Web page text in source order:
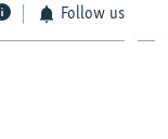
Follow us